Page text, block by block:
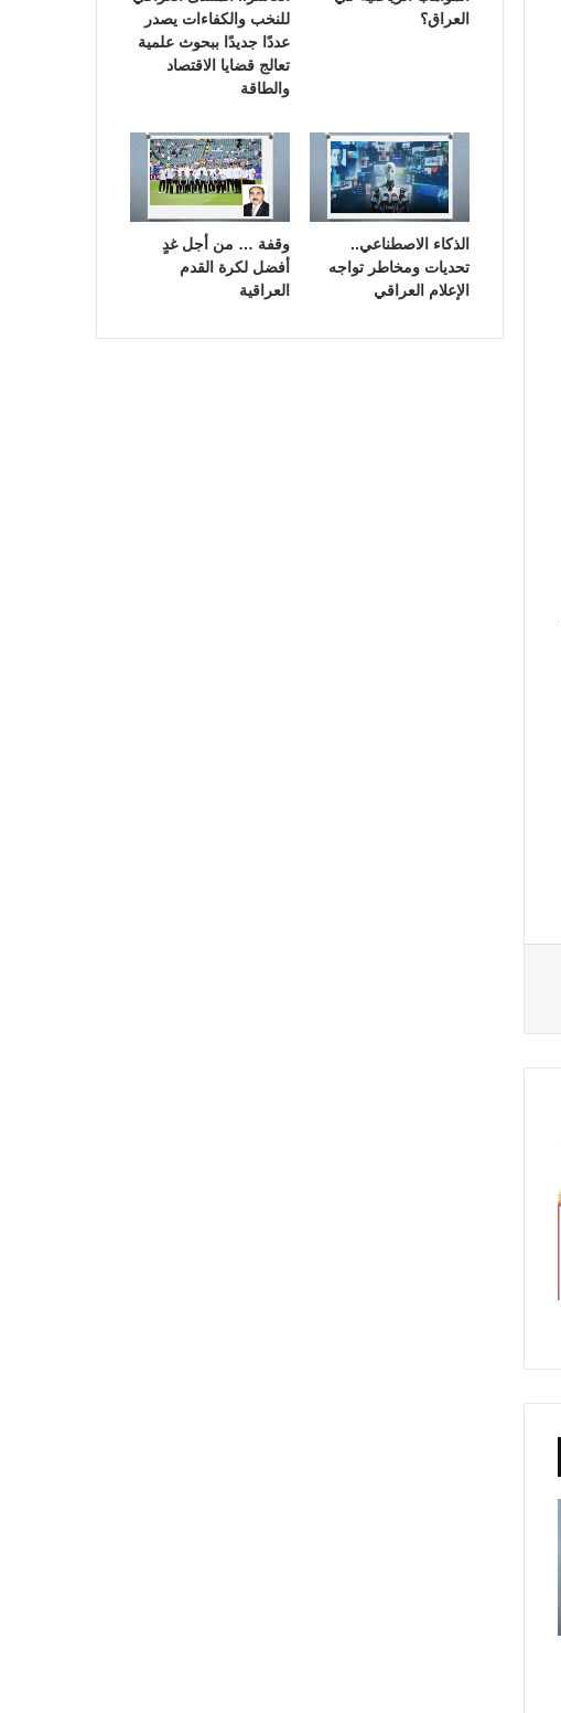
العراق؟
للنخب والكفاءات يصدر
عددًا جديدًا ببحوث علمية
تعالج قضايا الاقتصاد
والطاقة
الذكاء الاصطناعي..
تحديات ومخاطر تواجه
الإعلام العراقي
وقفة … من أجل غدٍ
أفضل لكرة القدم
العراقية